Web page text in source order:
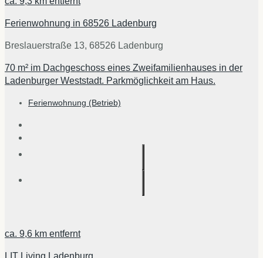
Ferienwohnung in 68526 Ladenburg
Breslauerstraße 13, 68526 Ladenburg
70 m² im Dachgeschoss eines Zweifamilienhauses in der
Ladenburger Weststadt. Parkmöglichkeit am Haus.
Ferienwohnung (Betrieb)
ca. 9,6 km entfernt
LIT Living Ladenburg